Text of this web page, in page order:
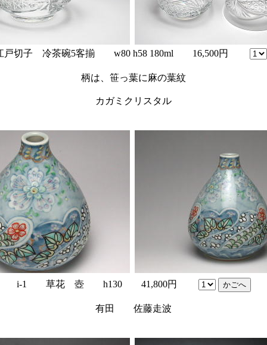
切子 冷茶碗5客揃 w80 h58 180ml 16,500円
柄は、笹っ葉に麻の葉紋
カガミクリスタル
i-1 草花 壺 h130 41,800円
有田 佐藤走波